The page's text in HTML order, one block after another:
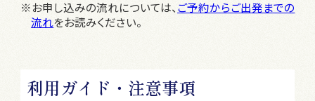
※お申し込みの流れについては、 ご予約からご出発までの
流れをお読みください。
利用ガイド・注意事項